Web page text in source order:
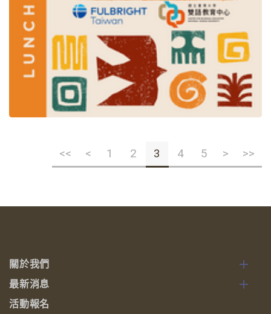
<< < 1 2 3 4 5 > >>
關於我們
最新消息
活動報名